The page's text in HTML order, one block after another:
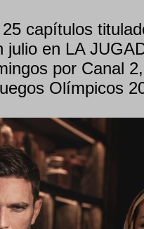
capítulos
julio en LA
por Canal
Olímpicos